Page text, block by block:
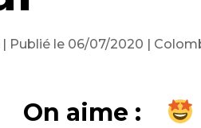
| Publié le 06/07/2020 |
On aime :